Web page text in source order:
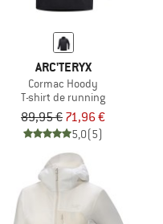
ARC'TERYX
Cormac Hoody
T-shirt de running
89,95 € 71,96 €
5,0(5)